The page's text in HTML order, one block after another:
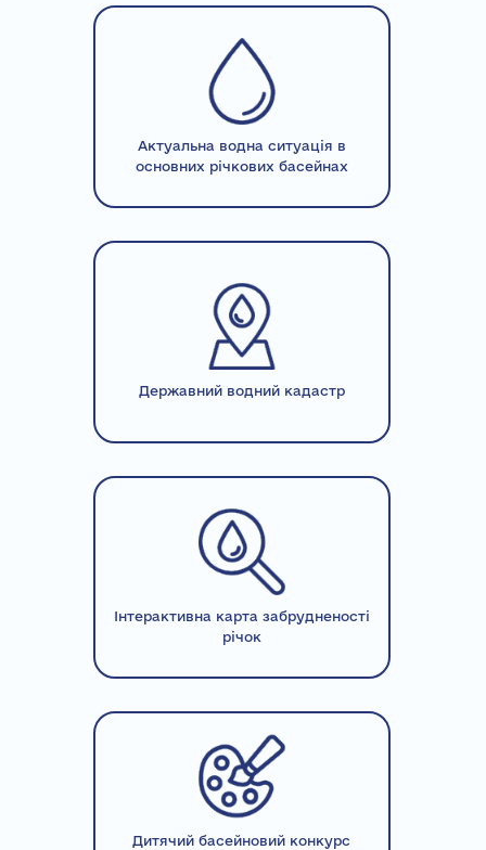
Актуальна водна ситуація в
основних річкових басейнах
Державний водний кадастр
Інтерактивна карта забрудненості
річок
Дитячий басейновий конкурс